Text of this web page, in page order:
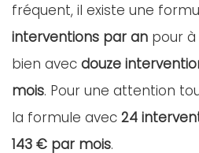
fréquent, il existe une
interventions par an pour
bien avec douze
mois. Pour une attention
la formule avec 24
143 € par mois.